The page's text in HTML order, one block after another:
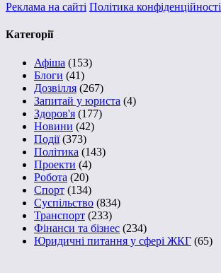
Реклама на сайті Політика конфіденційності
Категорії
Афіша (153)
Блоги (41)
Дозвілля (267)
Запитай у юриста (4)
Здоров'я (177)
Новини (42)
Події(373)
Політика (143)
Проекти (4)
Робота (20)
Спорт (134)
Суспільство (834)
Транспорт (233)
Фінанси та бізнес (234)
Юридичні питання у сфері ЖКГ (65)